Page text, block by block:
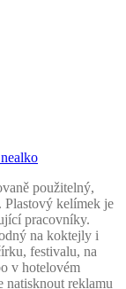
použitelný,
kelímek je
pracovníky.
na koktejly i
festivalu, na
v hotelovém
natisknout reklamu